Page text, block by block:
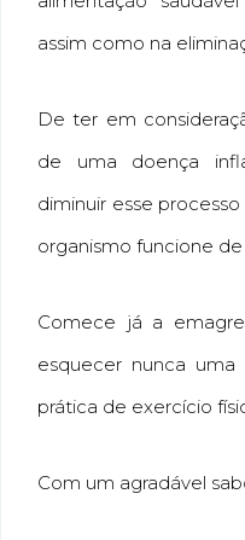
assim como na
De ter em
de uma doença
diminuir esse
organismo funcione
Comece já a
esquecer nunca
prática de exercício
Com um agradável